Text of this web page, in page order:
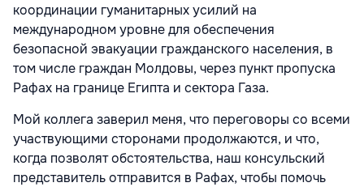
координации гуманитарных усилий на
международном уровне для обеспечения
безопасной эвакуации гражданского населения, в
том числе граждан Молдовы, через пункт пропуска
Рафах на границе Египта и сектора Газа.
Мой коллега заверил меня, что переговоры со всеми
участвующими сторонами продолжаются, и что,
когда позволят обстоятельства, наш консульский
представитель отправится в Рафах, чтобы помочь